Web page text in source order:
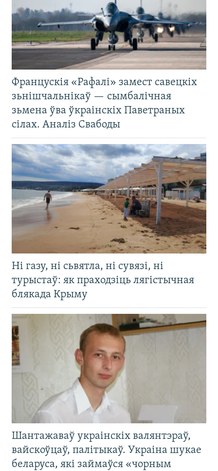
Францускія «Рафалі» замест савецкіх
зьнішчальнікаў — сымбалічная
зьмена ўва ўкраінскіх Паветраных
сілах. Аналіз Свабоды
Ні газу, ні сьвятла, ні сувязі, ні
турыстаў: як праходзіць лягістычная
блякада Крыму
Шантажаваў украінскіх валянтэраў,
вайскоўцаў, палітыкаў. Украіна шукае
беларуса, які займаўся «чорным